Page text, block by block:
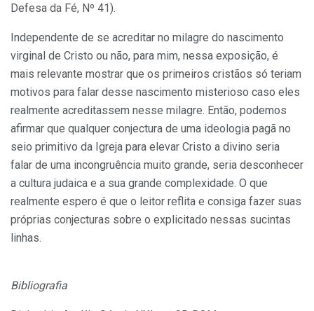
Defesa da Fé, Nº 41).
Independente de se acreditar no milagre do nascimento
virginal de Cristo ou não, para mim, nessa exposição, é
mais relevante mostrar que os primeiros cristãos só teriam
motivos para falar desse nascimento misterioso caso eles
realmente acreditassem nesse milagre. Então, podemos
afirmar que qualquer conjectura de uma ideologia pagã no
seio primitivo da Igreja para elevar Cristo a divino seria
falar de uma incongruência muito grande, seria desconhecer
a cultura judaica e a sua grande complexidade. O que
realmente espero é que o leitor reflita e consiga fazer suas
próprias conjecturas sobre o explicitado nessas sucintas
linhas.
Bibliografia